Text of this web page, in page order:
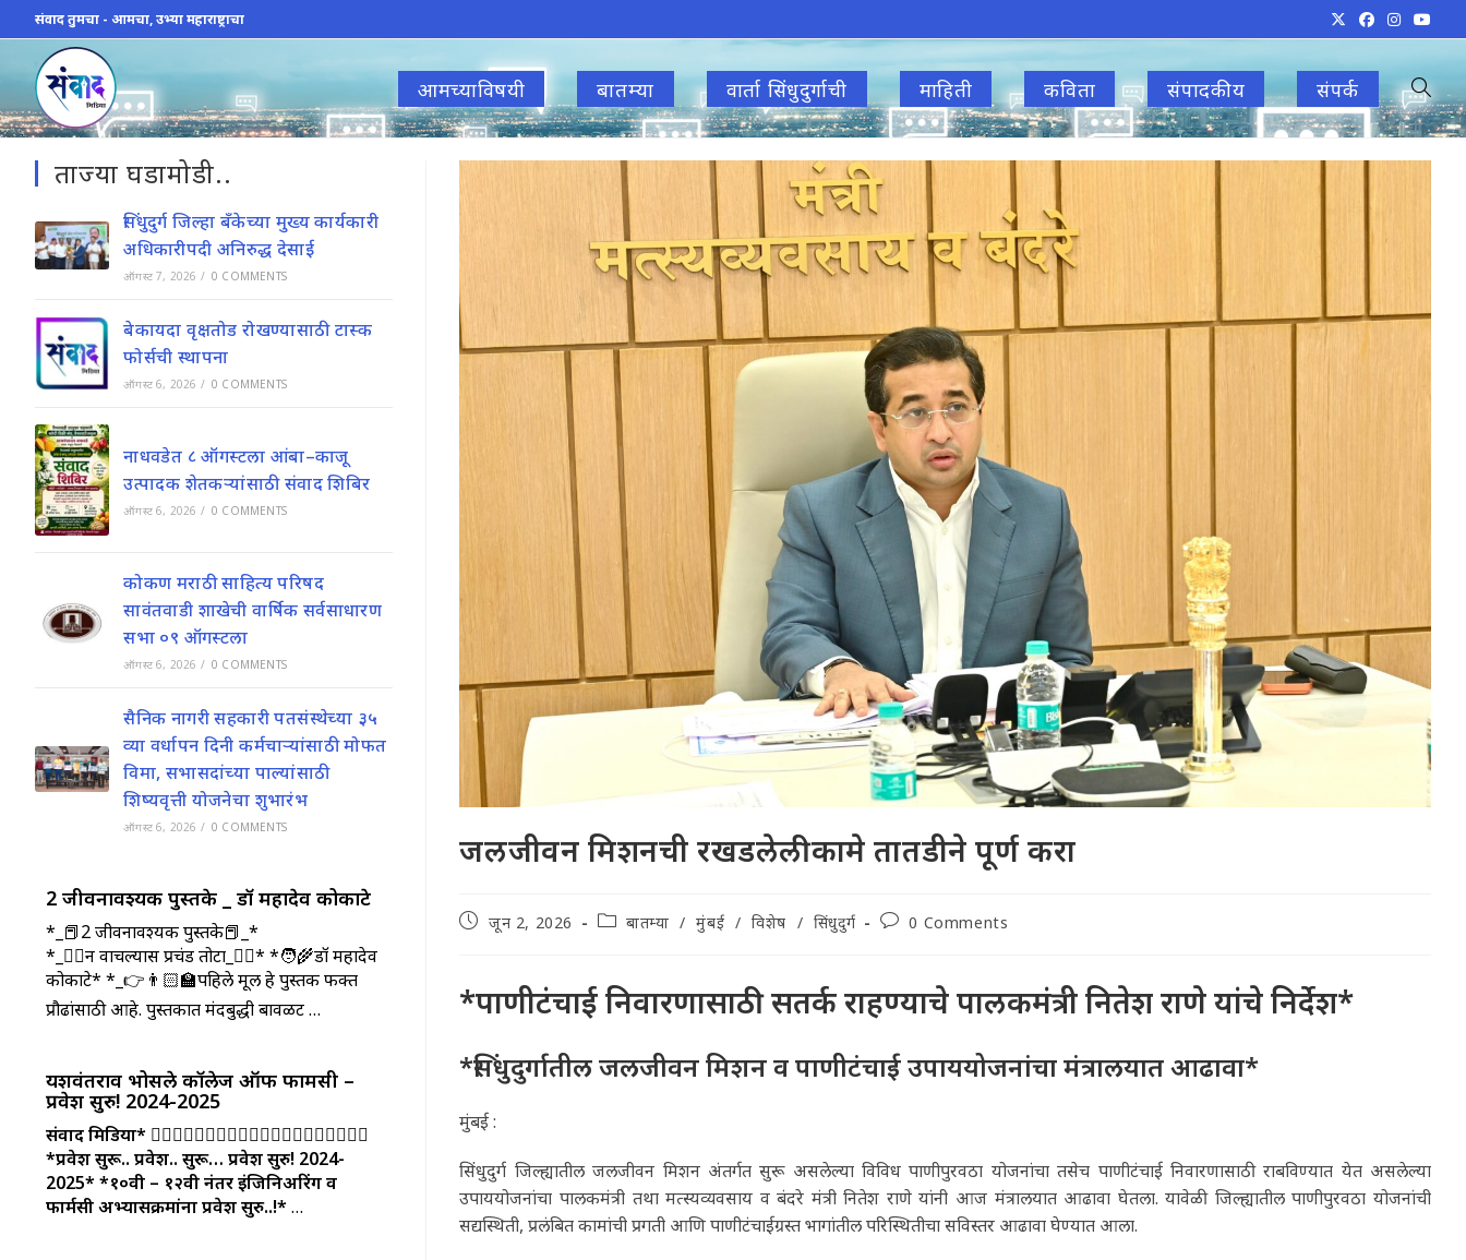
to
content
संवाद तुमचा - आमचा, उभ्या महाराष्ट्राचा
आमच्याविषयी बातम्या वार्ता सिंधुदुर्गाची माहिती कविता संपादकीय संपर्क Toggle
जलजीवन मिशनची रखडलेली कामे तातडीने पूर्ण करा
Postजून 2, 2026
Postबातम्या / मुंबई / विशेष / सिंधुदुर्ग
Post0 Comments
*पाणीटंचाई निवारणासाठी सतर्क राहण्याचे पालकमंत्री नितेश राणे यांचे निर्देश*
*सिंधुदुर्गातील जलजीवन मिशन व पाणीटंचाई उपाययोजनांचा मंत्रालयात आढावा*
मुंबई :
सिंधुदुर्ग जिल्ह्यातील जलजीवन मिशन अंतर्गत सुरू असलेल्या विविध पाणीपुरवठा योजनांचा तसेच पाणीटंचाई निवारणासाठी राबविण्यात येत असलेल्या
उपाययोजनांचा पालकमंत्री तथा मत्स्यव्यवसाय व बंदरे मंत्री नितेश राणे यांनी आज मंत्रालयात आढावा घेतला. यावेळी जिल्ह्यातील पाणीपुरवठा योजनांची
सद्यस्थिती, प्रलंबित कामांची प्रगती आणि पाणीटंचाईग्रस्त भागांतील परिस्थितीचा सविस्तर आढावा घेण्यात आला.
ताज्या घडामोडी..
सिंधुदुर्ग जिल्हा बँकेच्या मुख्य कार्यकारी
अधिकारीपदी अनिरुद्ध देसाई
ऑगस्ट 7, 2026 / 0 COMMENTS
बेकायदा वृक्षतोड रोखण्यासाठी टास्क
फोर्सची स्थापना
ऑगस्ट 6, 2026 / 0 COMMENTS
नाधवडेत ८ ऑगस्टला आंबा–काजू
उत्पादक शेतकऱ्यांसाठी संवाद शिबिर
ऑगस्ट 6, 2026 / 0 COMMENTS
कोकण मराठी साहित्य परिषद
सावंतवाडी शाखेची वार्षिक सर्वसाधारण
सभा ०९ ऑगस्टला
ऑगस्ट 6, 2026 / 0 COMMENTS
सैनिक नागरी सहकारी पतसंस्थेच्या ३५
व्या वर्धापन दिनी कर्मचाऱ्यांसाठी मोफत
विमा, सभासदांच्या पाल्यांसाठी
शिष्यवृत्ती योजनेचा शुभारंभ
ऑगस्ट 6, 2026 / 0 COMMENTS
2 जीवनावश्यक पुस्तके _ डॉ महादेव कोकाटे
*_📕2 जीवनावश्यक पुस्तके📕_*
*_🤷‍♀️न वाचल्यास प्रचंड तोटा_🤷‍♂️* *🧑‍🌾डॉ महादेव
कोकाटे* *_👉👨🏻‍🏫पहिले मूल हे पुस्तक फक्त
प्रौढांसाठी आहे. पुस्तकात मंदबुद्धी बावळट …
यशवंतराव भोसले कॉलेज ऑफ फार्मसी –
प्रवेश सुरु! 2024-2025
संवाद मिडिया* 🤵‍♀🤵‍♂👩‍⚖️🧑‍⚖️🤵‍♀🤵‍♂👩‍⚖️🧑‍⚖️🤵‍♀🤵‍♂
*प्रवेश सुरू.. प्रवेश.. सुरू… प्रवेश सुरु! 2024-
2025**१०वी – १२वी नंतर इंजिनिअरिंग व
फार्मसी अभ्यासक्रमांना प्रवेश सुरु..!*…